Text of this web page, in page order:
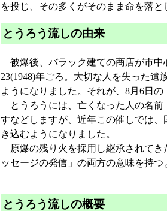
を投じ、その多くがそのまま命を落と
とうろう流しの由来
被爆後、バラック建ての商店が市中
23(1948)年ごろ。大切な人を失った
ようになりました。それが、8月6日
とうろうには、亡くなった人の名前
すなどしますが、近年この催しでは
き込むようになりました。
原爆の残り火を採用し継承されてき
ッセージの発信」の両方の意味を持つ
とうろう流しの概要